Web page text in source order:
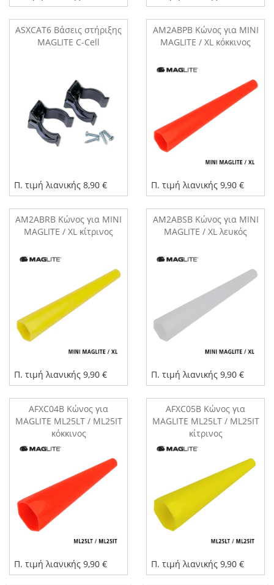
ASXCAT6 Βάσεις στήριξης
MAGLITE C-Cell
Π. τιμή λιανικής 8,90 €
AM2ABPB Kώνος για MINI
MAGLITE / XL κόκκινος
Π. τιμή λιανικής 9,90 €
AM2ABRB Kώνος για MINI
MAGLITE / XL κίτρινος
Π. τιμή λιανικής 9,90 €
AM2ABSB Kώνος για MINI
MAGLITE / XL λευκός
Π. τιμή λιανικής 9,90 €
AFXC04B Kώνος για
MAGLITE ML25LT / ML25IT
κόκκινος
Π. τιμή λιανικής 9,90 €
AFXC05B Kώνος για
MAGLITE ML25LT / ML25IT
κίτρινος
Π. τιμή λιανικής 9,90 €